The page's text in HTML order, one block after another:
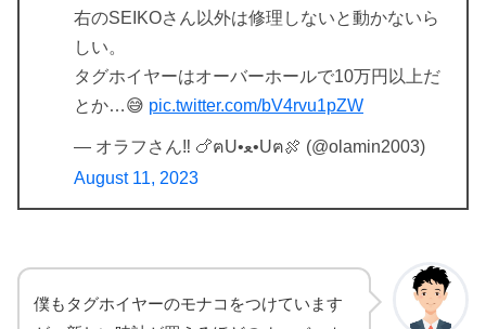
右のSEIKOさん以外は修理しないと動かないら
しい。
タグホイヤーはオーバーホールで10万円以上だ
とか…😅 pic.twitter.com/bV4rvu1pZW
— オラフさん‼️ 🍗ฅU•ﻌ•Uฅ🍖 (@olamin2003)
August 11, 2023
僕もタグホイヤーのモナコをつけています